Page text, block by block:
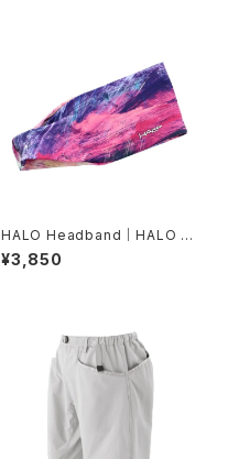
HALO Headband｜HALO バ
ンディット JP（dusk）
¥3,850